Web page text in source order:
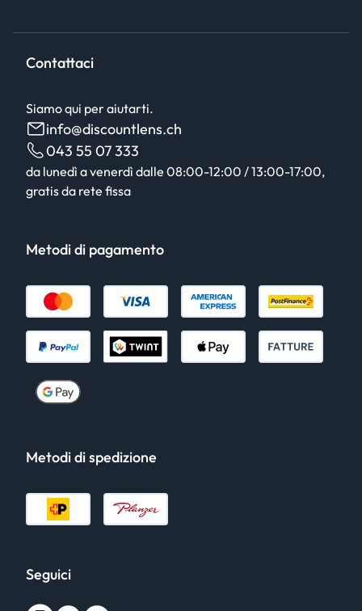
Contattaci
Siamo qui per aiutarti.
info@discountlens.ch
043 55 07 333
da lunedì a venerdì dalle 08:00-12:00 / 13:00-17:00,
gratis da rete fissa
Metodi di pagamento
Metodi di spedizione
Seguici